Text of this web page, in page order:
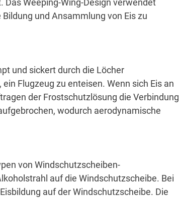
Das Weeping-Wing-Design verwendet
und Ansammlung von Eis zu
und sickert durch die Löcher
Flugzeug zu enteisen. Wenn sich Eis an
der Frostschutzlösung die Verbindung
wodurch aerodynamische
von Windschutzscheiben-
auf die Windschutzscheibe. Bei
auf der Windschutzscheibe. Die